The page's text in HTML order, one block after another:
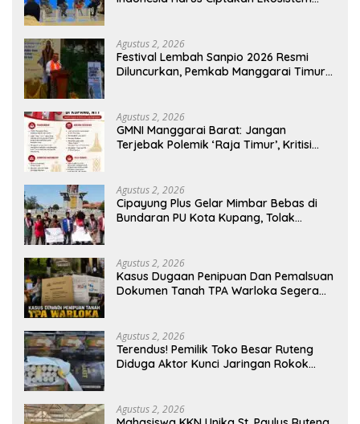
Agustus 2, 2026
Festival Lembah Sanpio 2026 Resmi
Diluncurkan, Pemkab Manggarai Timur
Agustus 2, 2026
GMNI Manggarai Barat: Jangan
Terjebak Polemik ‘Raja Timur’, Kritisi
Agustus 2, 2026
Cipayung Plus Gelar Mimbar Bebas di
Bundaran PU Kota Kupang, Tolak
Agustus 2, 2026
Kasus Dugaan Penipuan Dan Pemalsuan
Dokumen Tanah TPA Warloka Segera
Memasuki Fase Krusial
Agustus 2, 2026
Terendus! Pemilik Toko Besar Ruteng
Diduga Aktor Kunci Jaringan Rokok
Agustus 2, 2026